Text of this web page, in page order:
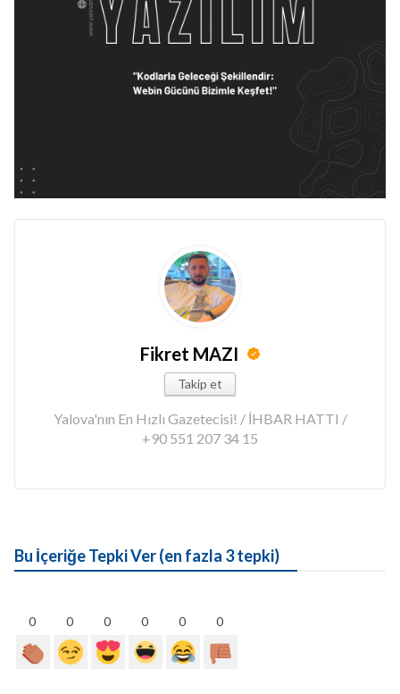
Fikret MAZI
Takip et
Yalova'nın En Hızlı Gazetecisi! / İHBAR HATTI /
+90 551 207 34 15
Bu İçeriğe Tepki Ver (en fazla 3 tepki)
0 0 0 0 0 0